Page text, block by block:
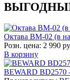
Октава ВМ-02 (в
Розн. цена: 2 990
В корзину
BEWARD BD2570